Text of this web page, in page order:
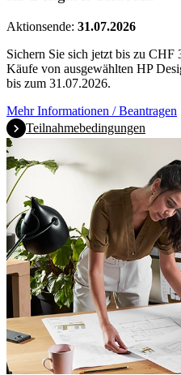
Aktionsende: 31.07.2026
Sichern Sie sich jetzt bis zu
Käufe von ausgewählten HP
bis zum 31.07.2026.
Mehr Informationen / Beantragen
Teilnahmebedingungen